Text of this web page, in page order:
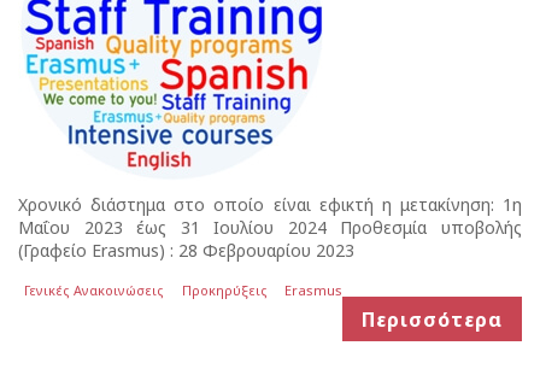
Χρονικό διάστημα στο οποίο είναι εφικτή η μετακίνηση: 1η
Μαΐου 2023 έως 31 Ιουλίου 2024 Προθεσμία υποβολής
(Γραφείο Erasmus) : 28 Φεβρουαρίου 2023
Γενικές Ανακοινώσεις Προκηρύξεις Erasmus
Περισσότερα